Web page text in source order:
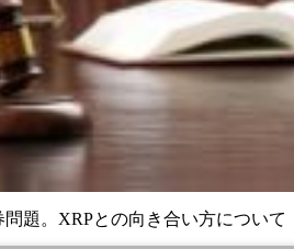
題。XRPとの向き合い方について